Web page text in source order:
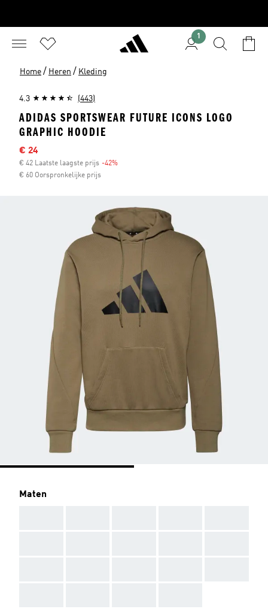
1
Home / Heren / Kleding
4.3 (443)
ADIDAS SPORTSWEAR FUTURE ICONS LOGO
GRAPHIC HOODIE
Sale price
€ 24
€ 42 Laatste laagste prijs -42%
€ 60 Oorspronkelijke prijs
Maten